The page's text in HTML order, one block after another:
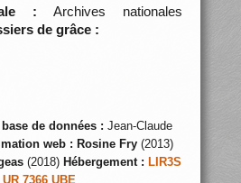
: Archives nationales
de grâce :
de données : Jean-Claude
web : Rosine Fry(2013)
(2018) Hébergement : LIR3S
UR 7366 UBE